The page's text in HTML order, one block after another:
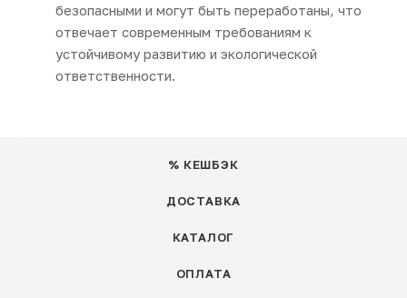
безопасными и могут быть переработаны, что
отвечает современным требованиям к
устойчивому развитию и экологической
ответственности.
% КЕШБЭК
ДОСТАВКА
КАТАЛОГ
ОПЛАТА